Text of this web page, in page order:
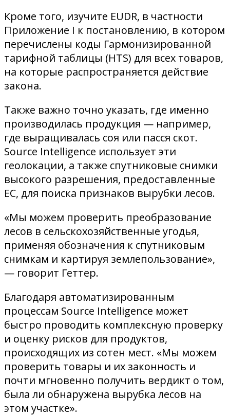
Кроме того, изучите EUDR, в частности
Приложение I к постановлению, в котором
перечислены коды Гармонизированной
тарифной таблицы (HTS) для всех товаров,
на которые распространяется действие
закона.
Также важно точно указать, где именно
производилась продукция — например,
где выращивалась соя или пасся скот.
Source Intelligence использует эти
геолокации, а также спутниковые снимки
высокого разрешения, предоставленные
ЕС, для поиска признаков вырубки лесов.
«Мы можем проверить преобразование
лесов в сельскохозяйственные угодья,
применяя обозначения к спутниковым
снимкам и картируя землепользование»,
— говорит Геттер.
Благодаря автоматизированным
процессам Source Intelligence может
быстро проводить комплексную проверку
и оценку рисков для продуктов,
происходящих из сотен мест. «Мы можем
проверить товары и их законность и
почти мгновенно получить вердикт о том,
была ли обнаружена вырубка лесов на
этом участке».